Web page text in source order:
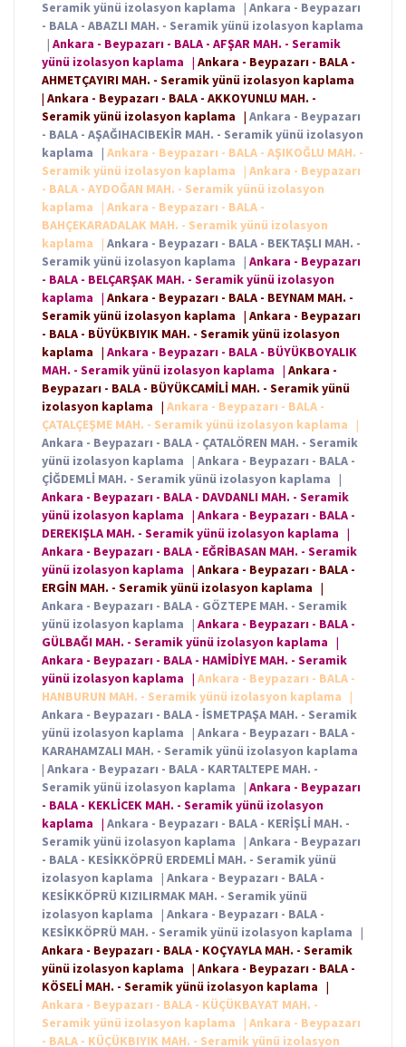
Seramik yünü izolasyon kaplama | Ankara - Beypazarı
- BALA - ABAZLI MAH. - Seramik yünü izolasyon kaplama
| Ankara - Beypazarı - BALA - AFŞAR MAH. - Seramik
yünü izolasyon kaplama | Ankara - Beypazarı - BALA -
AHMETÇAYIRI MAH. - Seramik yünü izolasyon kaplama
| Ankara - Beypazarı - BALA - AKKOYUNLU MAH. -
Seramik yünü izolasyon kaplama | Ankara - Beypazarı
- BALA - AŞAĞIHACIBEKİR MAH. - Seramik yünü izolasyon
kaplama | Ankara - Beypazarı - BALA - AŞIKOĞLU MAH. -
Seramik yünü izolasyon kaplama
| Ankara - Beypazarı
- BALA - AYDOĞAN MAH. - Seramik yünü izolasyon
kaplama
| Ankara - Beypazarı - BALA -
BAHÇEKARADALAK MAH. - Seramik yünü izolasyon
kaplama
| Ankara - Beypazarı - BALA - BEKTAŞLI MAH. -
Seramik yünü izolasyon kaplama | Ankara - Beypazarı
- BALA - BELÇARŞAK MAH. - Seramik yünü izolasyon
kaplama | Ankara - Beypazarı - BALA - BEYNAM MAH. -
Seramik yünü izolasyon kaplama | Ankara - Beypazarı
- BALA - BÜYÜKBIYIK MAH. - Seramik yünü izolasyon
kaplama | Ankara - Beypazarı - BALA - BÜYÜKBOYALIK
MAH. - Seramik yünü izolasyon kaplama | Ankara -
Beypazarı - BALA - BÜYÜKCAMİLİ MAH. - Seramik yünü
izolasyon kaplama | Ankara - Beypazarı - BALA -
ÇATALÇEŞME MAH. - Seramik yünü izolasyon kaplama
|
Ankara - Beypazarı - BALA - ÇATALÖREN MAH. - Seramik
yünü izolasyon kaplama | Ankara - Beypazarı - BALA -
ÇİĞDEMLİ MAH. - Seramik yünü izolasyon kaplama |
Ankara - Beypazarı - BALA - DAVDANLI MAH. - Seramik
yünü izolasyon kaplama | Ankara - Beypazarı - BALA -
DEREKIŞLA MAH. - Seramik yünü izolasyon kaplama |
Ankara - Beypazarı - BALA - EĞRİBASAN MAH. - Seramik
yünü izolasyon kaplama | Ankara - Beypazarı - BALA -
ERGİN MAH. - Seramik yünü izolasyon kaplama |
Ankara - Beypazarı - BALA - GÖZTEPE MAH. - Seramik
yünü izolasyon kaplama | Ankara - Beypazarı - BALA -
GÜLBAĞI MAH. - Seramik yünü izolasyon kaplama |
Ankara - Beypazarı - BALA - HAMİDİYE MAH. - Seramik
yünü izolasyon kaplama | Ankara - Beypazarı - BALA -
HANBURUN MAH. - Seramik yünü izolasyon kaplama
|
Ankara - Beypazarı - BALA - İSMETPAŞA MAH. - Seramik
yünü izolasyon kaplama | Ankara - Beypazarı - BALA -
KARAHAMZALI MAH. - Seramik yünü izolasyon kaplama
| Ankara - Beypazarı - BALA - KARTALTEPE MAH. -
Seramik yünü izolasyon kaplama | Ankara - Beypazarı
- BALA - KEKLİCEK MAH. - Seramik yünü izolasyon
kaplama | Ankara - Beypazarı - BALA - KERİŞLİ MAH. -
Seramik yünü izolasyon kaplama | Ankara - Beypazarı
- BALA - KESİKKÖPRÜ ERDEMLİ MAH. - Seramik yünü
izolasyon kaplama | Ankara - Beypazarı - BALA -
KESİKKÖPRÜ KIZILIRMAK MAH. - Seramik yünü
izolasyon kaplama | Ankara - Beypazarı - BALA -
KESİKKÖPRÜ MAH. - Seramik yünü izolasyon kaplama |
Ankara - Beypazarı - BALA - KOÇYAYLA MAH. - Seramik
yünü izolasyon kaplama | Ankara - Beypazarı - BALA -
KÖSELİ MAH. - Seramik yünü izolasyon kaplama |
Ankara - Beypazarı - BALA - KÜÇÜKBAYAT MAH. -
Seramik yünü izolasyon kaplama
| Ankara - Beypazarı
- BALA - KÜÇÜKBIYIK MAH. - Seramik yünü izolasyon